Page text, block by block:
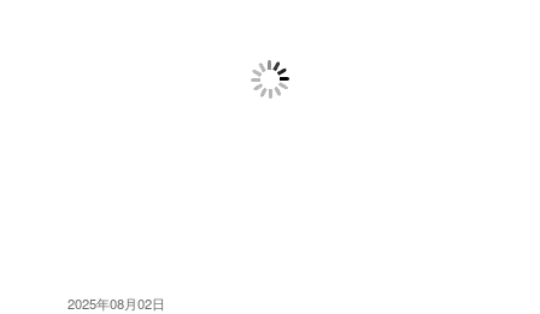
2025年08月02日